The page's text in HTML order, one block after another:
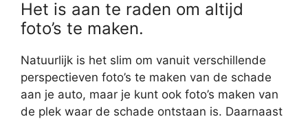
Het is aan te raden om altijd
foto’s te maken.
Natuurlijk is het slim om vanuit verschillende
perspectieven foto’s te maken van de schade
aan je auto, maar je kunt ook foto’s maken van
de plek waar de schade ontstaan is. Daarnaast